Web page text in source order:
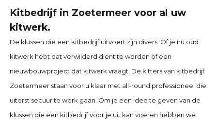
Kitbedrijf in Zoetermeer voor al uw
kitwerk.
De klussen die een kitbedrijf uitvoert zijn divers. Of je nu oud
kitwerk hebt dat verwijderd dient te worden of een
nieuwbouwproject dat kitwerk vraagt. De kitters van kitbedrijf
Zoetermeer staan voor u klaar met all-round professioneel die
uiterst secuur te werk gaan. Om je een idee te geven van de
klussen die een kitbedrijf voor je uit kan voeren hebben we